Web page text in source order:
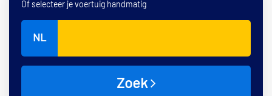
Of selecteer je voertuig handmatig
NL
Zoek